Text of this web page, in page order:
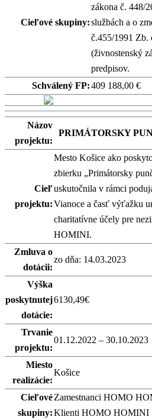
Cieľové skupiny:
zákona č. 448/
službách a o
č.455/1991 Zb.
(živnostenský
predpisov.
Schválený FP:409 188,00 €
Názov
projektu:
PRIMÁTORSKY
Cieľ
projektu:
Mesto Košice ako
zbierku „Primátorsky
uskutočnila v rámci
Vianoce a časť výťažku
charitatívne účely pre
HOMINI.
Zmluva o
dotácii:
zo dňa: 14.03.2023
Výška
poskytnutej
dotácie:
6130,49€
Trvanie
projektu:
01.12.2022 – 30.10.2023
Miesto
realizácie:
Košice
Cieľové
skupiny:
Zamestnanci HOMO
Klienti HOMO HOMINI